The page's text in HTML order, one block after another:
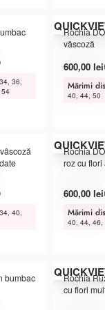
34, 36,
Rochia
vâscoză
600,00 lei
Mărimi
40, 44, 50
34, 40,
Rochia
roz cu
Evaluat la
600,00 lei
Mărimi
40, 44, 46,
bumbac
Rochia
cu flori